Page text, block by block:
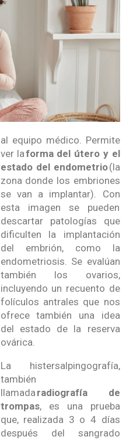
al equipo médico. Permite
ver laforma del útero y el
estado del endometrio(la
zona donde los embriones
se van a implantar). Con
esta imagen se pueden
descartar patologías que
dificulten la implantación
del embrión, como la
endometriosis. Se evalúan
también los ovarios,
incluyendo un recuento de
folículos antrales que nos
ofrece también una idea
del estado de la reserva
ovárica.
La histersalpingografía,
también
llamadaradiografía de
trompas, es una prueba
que, realizada 3 o 4 días
después del sangrado